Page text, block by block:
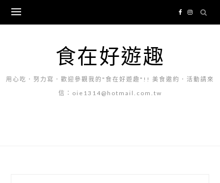
content
食在好遊趣
用心吃．努力寫．歡迎參觀我的"食在好遊趣"!! 美食邀約．活動請來
信：oie1314@hotmail.com.tw